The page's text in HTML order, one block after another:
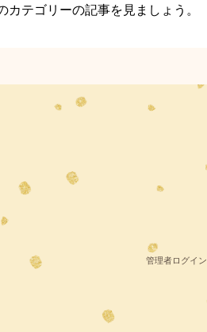
カテゴリーの記事を見ましょう。
管理者ログイン